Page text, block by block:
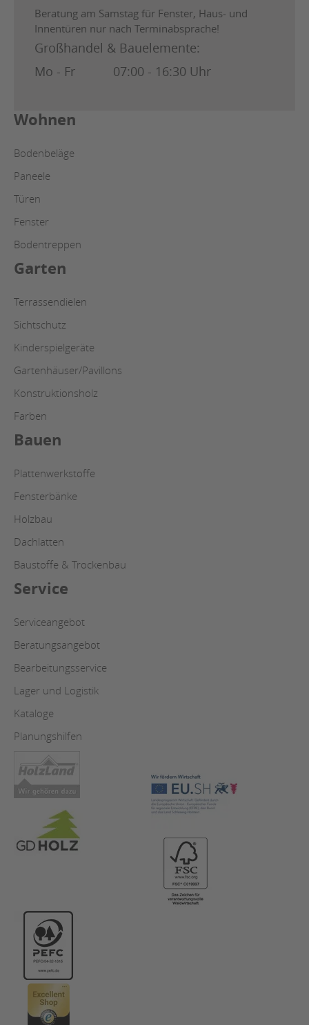
Beratung am Samstag für Fenster, Haus- und
Innentüren nur nach Terminabsprache!
Großhandel & Bauelemente:
Mo - Fr
07:00 - 16:30 Uhr
Wohnen
Bodenbeläge
Paneele
Türen
Fenster
Bodentreppen
Garten
Terrassendielen
Sichtschutz
Kinderspielgeräte
Gartenhäuser/Pavillons
Konstruktionsholz
Farben
Bauen
Plattenwerkstoffe
Fensterbänke
Holzbau
Dachlatten
Baustoffe & Trockenbau
Service
Serviceangebot
Beratungsangebot
Bearbeitungsservice
Lager und Logistik
Kataloge
Planungshilfen